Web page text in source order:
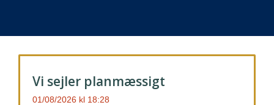
Vi sejler planmæssigt
01/08/2026 18:28